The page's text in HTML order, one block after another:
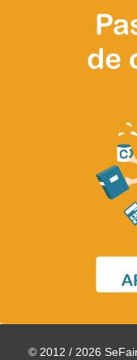
© 2012 / 2026